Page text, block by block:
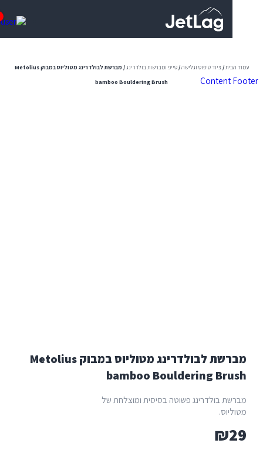
Content
ציוד טיפוס וגלישה/טייפ ומברשות בולדרינג
/ מברשת לבולדרינג מטוליוס במבוק Metolius
bamboo Bouldering Brush
מברשת לבולדרינג מטוליוס במבוק Metolius
bamboo Bouldering
בולדרינג פשוטה בסיסית ומוצלחת של
₪